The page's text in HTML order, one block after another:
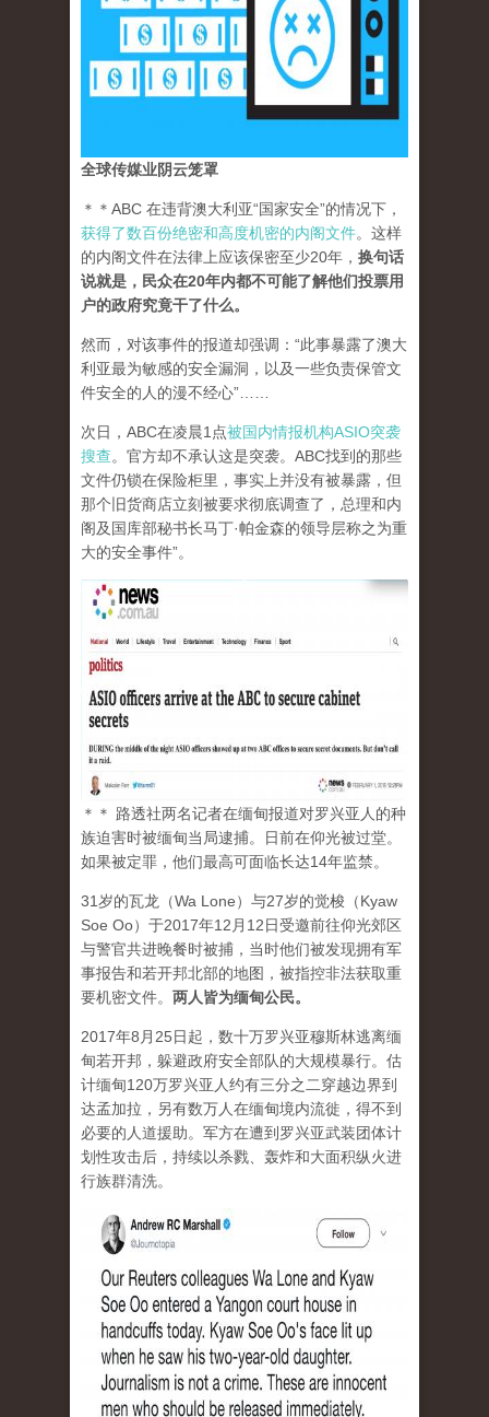
全球传媒业阴云笼罩
＊＊ABC 在违背澳大利亚“国家安全”的情况下，
获得了数百份绝密和高度机密的内阁文件。这样
的内阁文件在法律上应该保密至少20年， 换句话
说就是，民众在20年内都不可能了解他们投票用
户的政府究竟干了什么。
然而，对该事件的报道却强调：“此事暴露了澳大
利亚最为敏感的安全漏洞，以及一些负责保管文
件安全的人的漫不经心”……
次日，ABC在凌晨1点被国内情报机构ASIO突袭
搜查。官方却不承认这是突袭。ABC找到的那些
文件仍锁在保险柜里，事实上并没有被暴露，但
那个旧货商店立刻被要求彻底调查了，总理和内
阁及国库部秘书长马丁·帕金森的领导层称之为重
大的安全事件”。
＊＊ 路透社两名记者在缅甸报道对罗兴亚人的种
族迫害时被缅甸当局逮捕。日前在仰光被过堂。
如果被定罪，他们最高可面临长达14年监禁。
31岁的瓦龙（Wa Lone）与27岁的觉梭（Kyaw
Soe Oo）于2017年12月12日受邀前往仰光郊区
与警官共进晚餐时被捕，当时他们被发现拥有军
事报告和若开邦北部的地图，被指控非法获取重
要机密文件。 两人皆为缅甸公民。
2017年8月25日起，数十万罗兴亚穆斯林逃离缅
甸若开邦，躲避政府安全部队的大规模暴行。估
计缅甸120万罗兴亚人约有三分之二穿越边界到
达孟加拉，另有数万人在缅甸境内流徙，得不到
必要的人道援助。军方在遭到罗兴亚武装团体计
划性攻击后，持续以杀戮、轰炸和大面积纵火进
行族群清洗。